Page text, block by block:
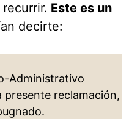
Este es un
decirte:
Administrativo
presente reclamación,